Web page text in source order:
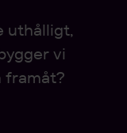
uthålligt,
vi
framåt?